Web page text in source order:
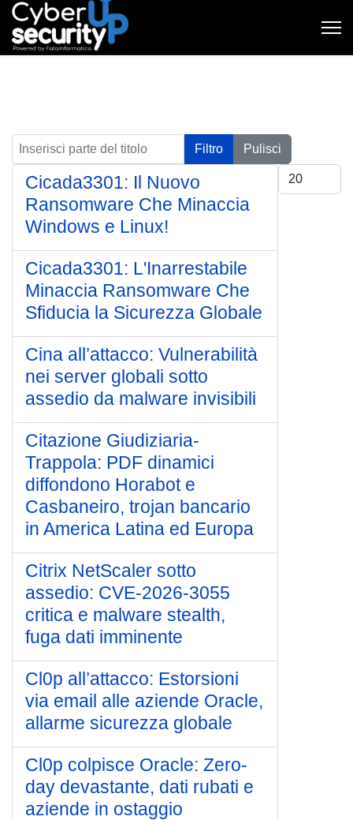
Inserisci parte del titolo Filtro
Pulisci
Visualizza #
Cicada3301: Il Nuovo
Ransomware Che Minaccia
Windows e Linux!
Cicada3301: L'Inarrestabile
Minaccia Ransomware Che
Sfiducia la Sicurezza Globale
Cina all’attacco: Vulnerabilità
nei server globali sotto
assedio da malware invisibili
Citazione Giudiziaria-
Trappola: PDF dinamici
diffondono Horabot e
Casbaneiro, trojan bancario
in America Latina ed Europa
Citrix NetScaler sotto
assedio: CVE-2026-3055
critica e malware stealth,
fuga dati imminente
Cl0p all’attacco: Estorsioni
via email alle aziende Oracle,
allarme sicurezza globale
Cl0p colpisce Oracle: Zero-
day devastante, dati rubati e
aziende in ostaggio